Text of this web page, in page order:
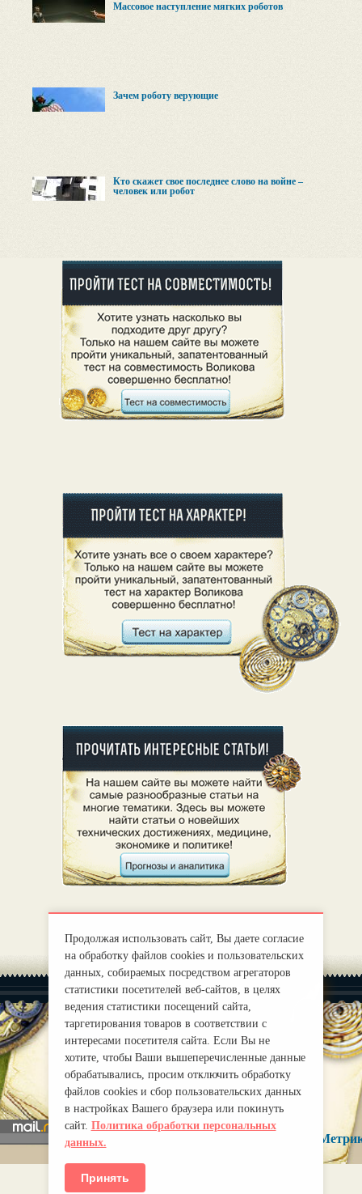
Массовое наступление мягких роботов
Зачем роботу верующие
Кто скажет свое последнее слово на войне –
человек или робот
О нас |
Правила
mirprognoz@mail.ru
Продолжая использовать сайт, Вы даете согласие
на обработку файлов cookies и пользовательских
данных, собираемых посредством агрегаторов
статистики посетителей веб-сайтов, в целях
ведения статистики посещений сайта,
таргетирования товаров в соответствии с
интересами посетителя сайта. Если Вы не
хотите, чтобы Ваши вышеперечисленные данные
обрабатывались, просим отключить обработку
файлов cookies и сбор пользовательских данных
в настройках Вашего браузера или покинуть
сайт. Политика обработки персональных
данных.
Принять